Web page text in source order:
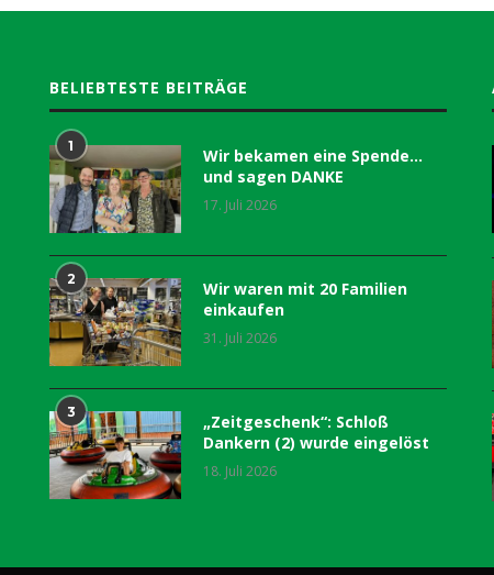
BELIEBTESTE BEITRÄGE
1
Wir bekamen eine Spende…
und sagen DANKE
17. Juli 2026
2
Wir waren mit 20 Familien
einkaufen
31. Juli 2026
3
„Zeitgeschenk“: Schloß
Dankern (2) wurde eingelöst
18. Juli 2026